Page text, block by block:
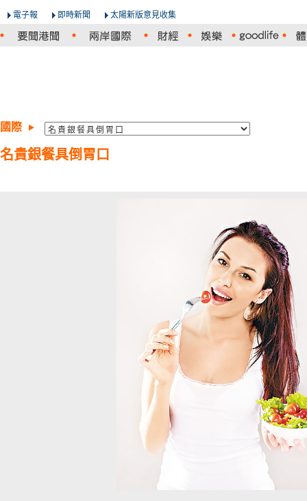
電子報 即時新聞 太陽新版意見收集
國際
名貴銀餐具倒胃口